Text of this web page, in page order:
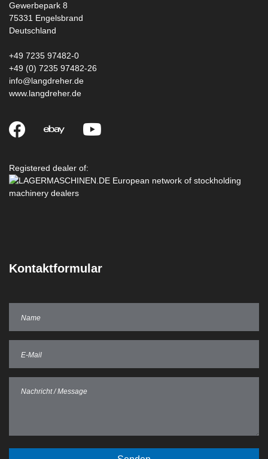
Gewerbepark 8
75331 Engelsbrand
Deutschland
+49 7235 97482-0
+49 (0) 7235 97482-26
info@langdreher.de
www.langdreher.de
Registered dealer of:
Kontaktformular